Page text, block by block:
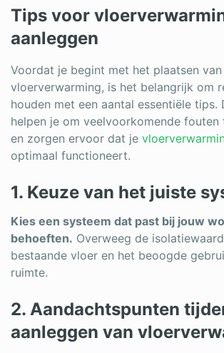
Tips voor
aanleggen
Voordat je begint met het plaatsen van
vloerverwarming, is het belangrijk om
houden met een aantal essentiële tips.
helpen je om veelvoorkomende fouten
en zorgen ervoor dat je
optimaal functioneert.
1. Keuze van het juiste
Kies een systeem dat past bij jouw
behoeften. Overweeg de
bestaande vloer en het beoogde
ruimte.
2. Aandachtspunten
aanleggen van